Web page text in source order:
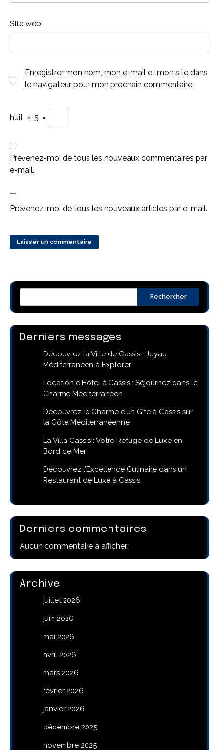
Site web
Enregistrer mon nom, mon e-mail et mon site dans
le navigateur pour mon prochain commentaire.
huit × 5 =
Prévenez-moi de tous les nouveaux commentaires par
e-mail.
Prévenez-moi de tous les nouveaux articles par e-mail.
Rechercher
Derniers messages
Découvrez la Ville de Cassis : Joyau
Méditerranéen à Explorer
Location d’Hôtel à Cassis : Séjournez dans le
Charme Méditerranéen
Découvrez le Charme d’un Gîte à Cassis sur
la Côte Méditerranéenne
La Villa Cassis : Votre Refuge de Luxe en
Bord de Mer
Découvrez l’Excellence Culinaire dans un
Restaurant de Luxe à Cassis
Derniers commentaires
Aucun commentaire à afficher.
Archive
juillet 2026
juin 2026
mai 2026
avril 2026
mars 2026
février 2026
janvier 2026
décembre 2025
novembre 2025